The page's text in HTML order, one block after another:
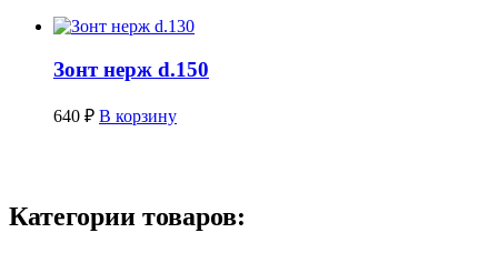
Зонт нерж d.150
640 ₽ В корзину
Категории товаров: